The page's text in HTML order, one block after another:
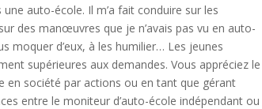
auto-école. Il m’a fait conduire sur les
des manœuvres que je n’avais pas vu en auto-
moquer d’eux, à les humilier… Les jeunes
supérieures aux demandes. Vous appréciez le
en société par actions ou en tant que gérant
entre le moniteur d’auto-école indépendant ou